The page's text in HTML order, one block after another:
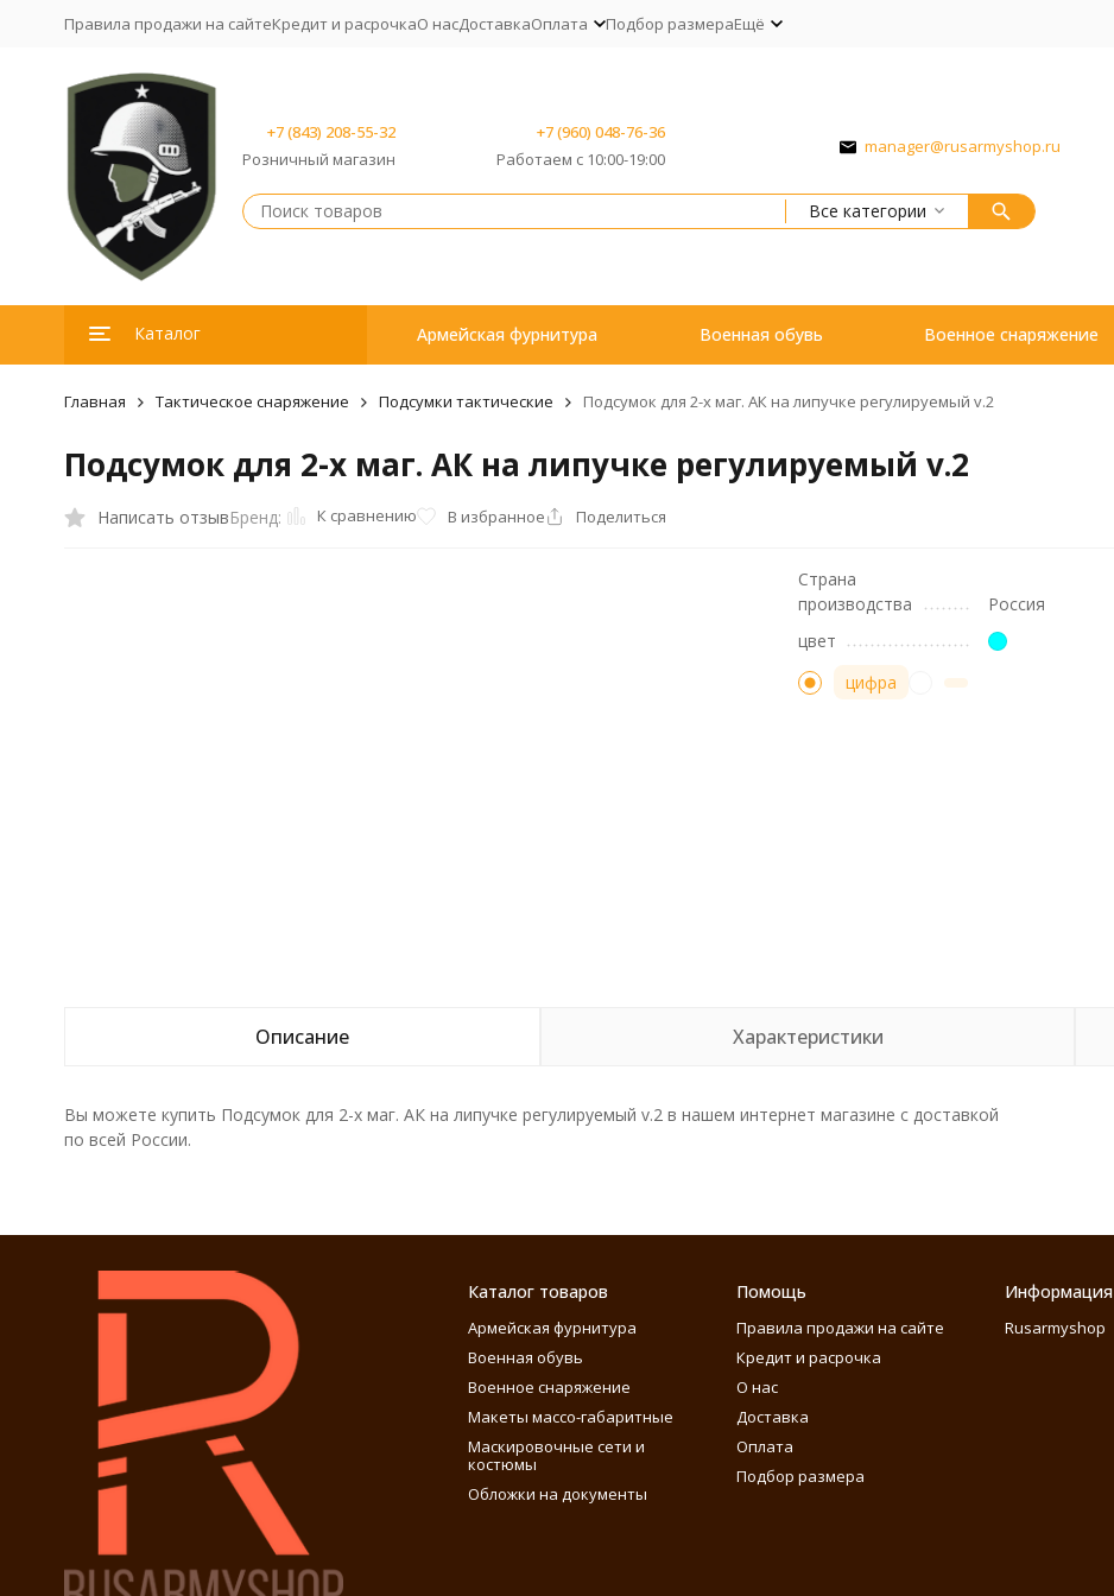
Правила продажи на сайтеКредит и расрочкаО насДоставкаОплата Подбор размераЕщё
+7 (843) 208-55-32
Розничный магазин
+7 (960) 048-76-36
Работаем с 10:00-19:00
manager@rusarmyshop.ru
Все категории
Каталог Армейская фурнитура Военная обувь Военное снаряжение
Главная Тактическое снаряжение Подсумки тактические Подсумок для 2-х маг. АК на липучке регулируемый v.2
Подсумок для 2-х маг. АК на липучке регулируемый v.2
Написать отзывБренд: К сравнению В избранное Поделиться
Страна
производства
Россия
цвет
цифра
Описание Характеристики
Вы можете купить Подсумок для 2-х маг. АК на липучке регулируемый v.2 в нашем интернет магазине с доставкой
по всей России.
Каталог товаров
Армейская фурнитура
Военная обувь
Военное снаряжение
Макеты массо-габаритные
Маскировочные сети и
костюмы
Обложки на документы
Помощь
Правила продажи на сайте
Кредит и расрочка
О нас
Доставка
Оплата
Подбор размера
Информация
Rusarmyshop